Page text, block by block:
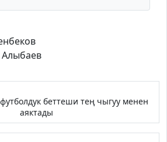
Алыбаев
беттеши тең чыгуу менен
аяктады